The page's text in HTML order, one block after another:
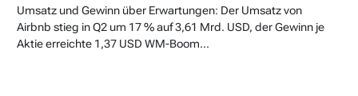
Umsatz und Gewinn über Erwartungen: Der Umsatz von
Airbnb stieg in Q2 um 17 % auf 3,61 Mrd. USD, der Gewinn je
Aktie erreichte 1,37 USD WM-Boom...